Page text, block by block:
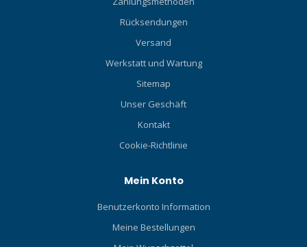
Rücksendungen
Versand
Werkstatt und Wartung
Sitemap
Unser Geschäft
Kontakt
Cookie-Richtlinie
Mein Konto
Benutzerkonto Information
Meine Bestellungen